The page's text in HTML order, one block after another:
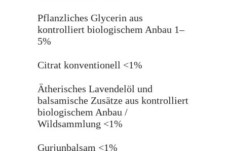
Pflanzliches Glycerin aus
kontrolliert biologischem Anbau 1–
5%
Citrat konventionell <1%
Ätherisches Lavendelöl und
balsamische Zusätze aus kontrolliert
biologischem Anbau /
Wildsammlung <1%
Gurjunbalsam <1%